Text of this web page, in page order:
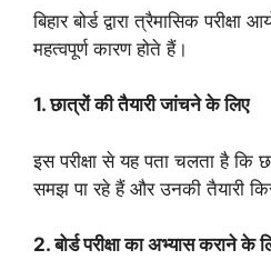
बिहार बोर्ड द्वारा त्रैमासिक
महत्वपूर्ण कारण होते हैं।
1. छात्रों की तैयारी जांचने के लिए
इस परीक्षा से यह पता चलता है कि
समझ पा रहे हैं और उनकी तैयारी
2. बोर्ड परीक्षा का अभ्यास कराने के